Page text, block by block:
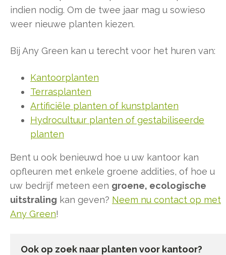
indien nodig. Om de twee jaar mag u sowieso
weer nieuwe planten kiezen.
Bij Any Green kan u terecht voor het huren van:
Kantoorplanten
Terrasplanten
Artificiële planten of kunstplanten
Hydrocultuur planten of gestabiliseerde
planten
Bent u ook benieuwd hoe u uw kantoor kan
opfleuren met enkele groene addities, of hoe u
uw bedrijf meteen een groene, ecologische
uitstraling kan geven? Neem nu contact op met
Any Green!
Ook op zoek naar planten voor kantoor?